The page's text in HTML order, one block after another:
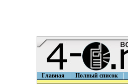
Главная Полный список